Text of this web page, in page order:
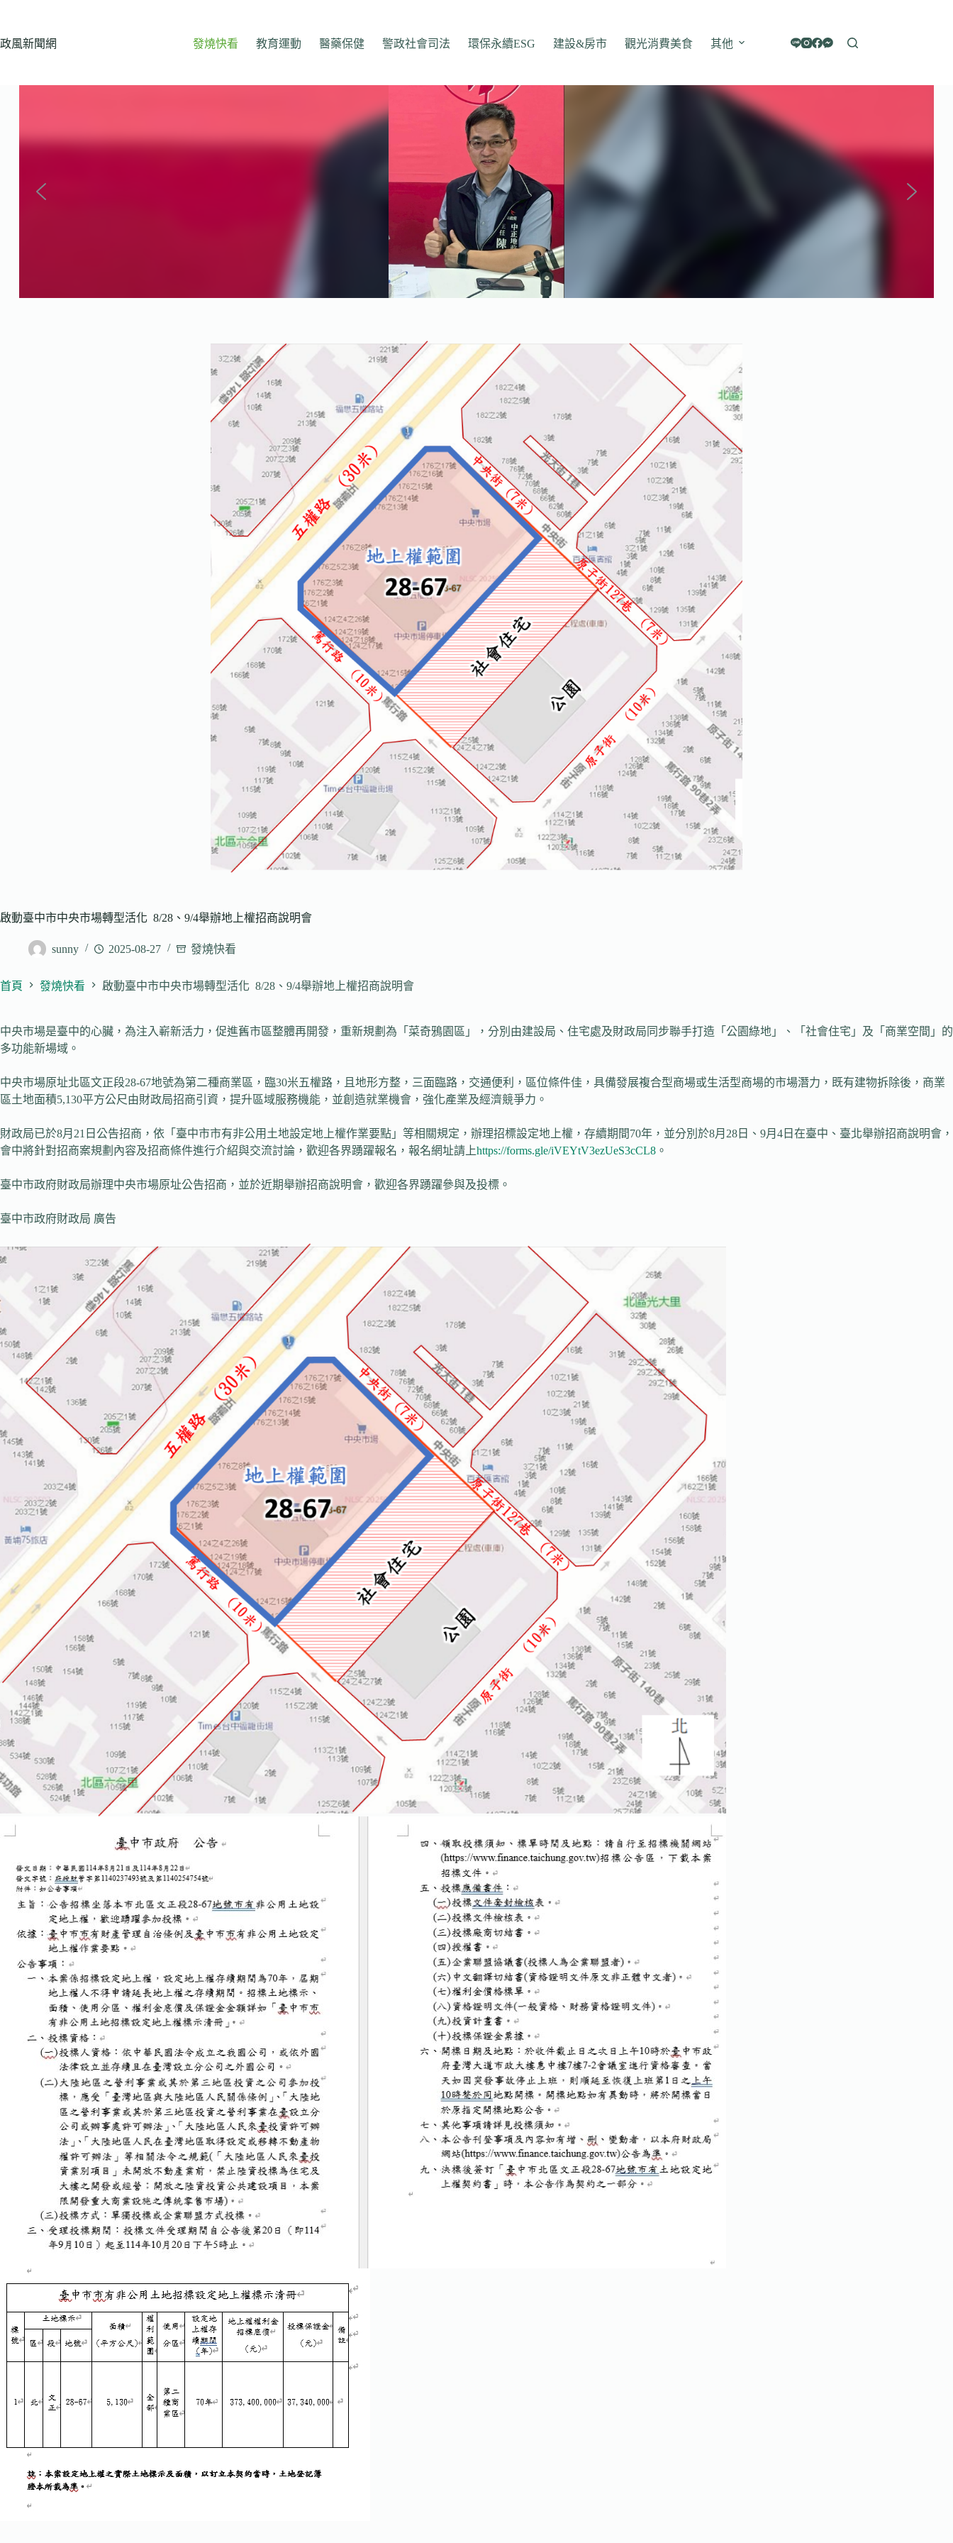
主
政風新聞網 發燒快看 教育運動 醫藥保健 警政社會司法 環保永續ESG 建設&房市 觀光消費美食 其他
啟動臺中市中央市場轉型活化 8/28、9/4舉辦地上權招商說明會
sunny 2025-08-27 發燒快看
首頁 發燒快看 啟動臺中市中央市場轉型活化 8/28、9/4舉辦地上權招商說明會
中央市場是臺中的心臟，為注入嶄新活力，促進舊市區整體再開發，重新規劃為「菜奇鴉園區」，分別由建設局、住宅處及財政局同步聯手打造「公園綠地」、「社會住宅」及「商業空間」的
多功能新場域。
中央市場原址北區文正段28-67地號為第二種商業區，臨30米五權路，且地形方整，三面臨路，交通便利，區位條件佳，具備發展複合型商場或生活型商場的市場潛力，既有建物拆除後，商業
區土地面積5,130平方公尺由財政局招商引資，提升區域服務機能，並創造就業機會，強化產業及經濟競爭力。
財政局已於8月21日公告招商，依「臺中市市有非公用土地設定地上權作業要點」等相關規定，辦理招標設定地上權，存續期間70年，並分別於8月28日、9月4日在臺中、臺北舉辦招商說明會，
會中將針對招商案規劃內容及招商條件進行介紹與交流討論，歡迎各界踴躍報名，報名網址請上https://forms.gle/iVEYtV3ezUeS3cCL8 。
臺中市政府財政局辦理中央市場原址公告招商，並於近期舉辦招商說明會，歡迎各界踴躍參與及投標。
臺中市政府財政局 廣告